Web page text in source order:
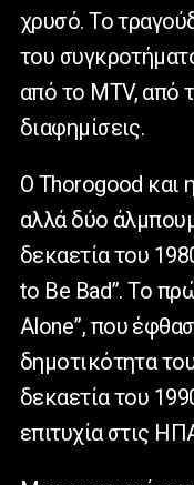
χρυσό. Το
του
από το MTV, από
διαφημίσεις.
Ο Thorogood και
αλλά δύο
δεκαετία του
to Be Bad”. Το
Alone”, που
δημοτικότητα
δεκαετία του
επιτυχία στις